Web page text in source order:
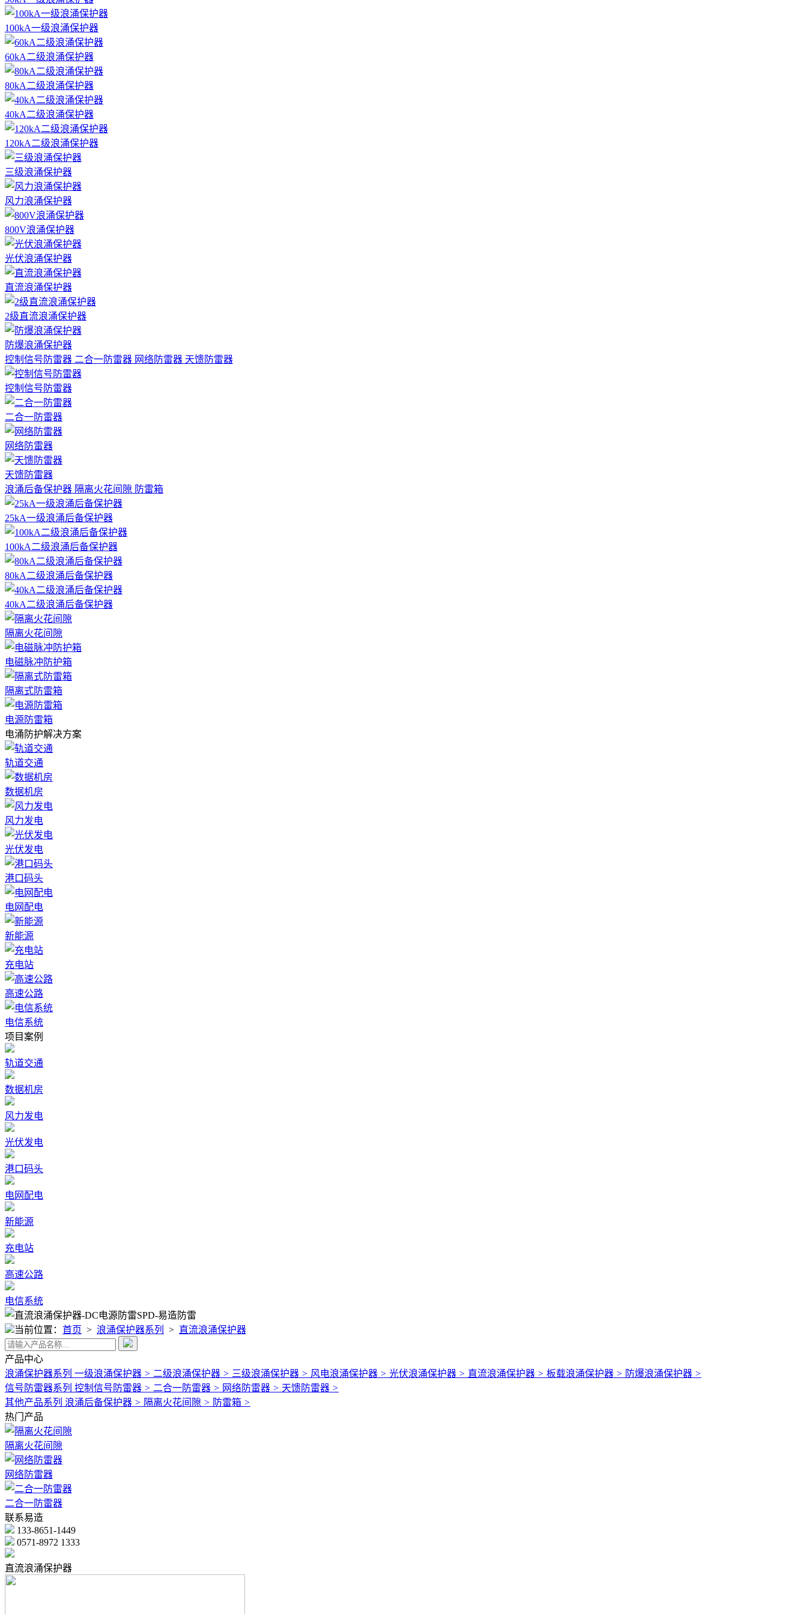
100kA一级浪涌保护器
60kA二级浪涌保护器
80kA二级浪涌保护器
40kA二级浪涌保护器
120kA二级浪涌保护器
三级浪涌保护器
风力浪涌保护器
800V浪涌保护器
光伏浪涌保护器
直流浪涌保护器
2级直流浪涌保护器
防爆浪涌保护器
控制信号防雷器 二合一防雷器 网络防雷器 天馈防雷器
控制信号防雷器
二合一防雷器
网络防雷器
天馈防雷器
浪涌后备保护器 隔离火花间隙 防雷箱
25kA一级浪涌后备保护器
100kA二级浪涌后备保护器
80kA二级浪涌后备保护器
40kA二级浪涌后备保护器
隔离火花间隙
电磁脉冲防护箱
隔离式防雷箱
电源防雷箱
电涌防护解决方案
轨道交通
数据机房
风力发电
光伏发电
港口码头
电网配电
新能源
充电站
高速公路
电信系统
项目案例
轨道交通
数据机房
风力发电
光伏发电
港口码头
电网配电
新能源
充电站
高速公路
电信系统
当前位置： 首页 > 浪涌保护器系列 > 直流浪涌保护器
产品中心
浪涌保护器系列 一级浪涌保护器 > 二级浪涌保护器 > 三级浪涌保护器 > 风电浪涌保护器 > 光伏浪涌保护器 > 直流浪涌保护器 > 板载浪涌保护器 > 防爆浪涌保护器 >
信号防雷器系列 控制信号防雷器 > 二合一防雷器 > 网络防雷器 > 天馈防雷器 >
其他产品系列 浪涌后备保护器 > 隔离火花间隙 > 防雷箱 >
热门产品
隔离火花间隙
网络防雷器
二合一防雷器
联系易造
133-8651-1449
0571-8972 1333
直流浪涌保护器